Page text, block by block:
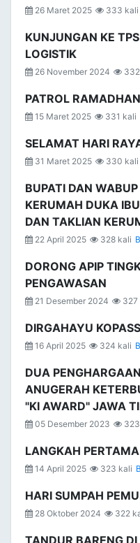
26 Maret 2025 333 kali
KUNJUNGAN KE
LOGISTIK
26 November 2024
PATROL RAMADHAN
15 Maret 2025 331 kali
SELAMAT HARI
31 Maret 2025 330 kali
BUPATI DAN
KERUMAH DUKA
DAN TAKLIAN
22 April 2025 328 kali
DORONG APIP
PENGAWASAN
21 Desember 2024 327
DIRGAHAYU
16 April 2025 324 kali
DUA
ANUGERAH
"KI AWARD" JAWA
05 Desember 2023
LANGKAH
14 April 2025 323 kali
HARI SUMPAH
28 Oktober 2024 322
TANDUR BARENG